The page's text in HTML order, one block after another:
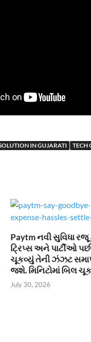
IN GUJARATI TECH
Paytm નવી સુવિધા
ટ્રિપ્સ અને પાર્ટીઓ
ચૂકવ્યું તેની ઝંઝટ
જશે. મિનિટોમાં બિલ
July 30, 2026